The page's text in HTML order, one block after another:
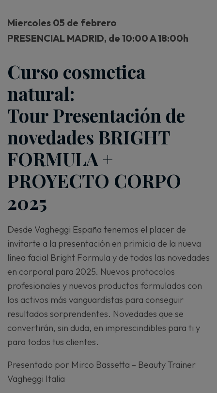
Miercoles 05 de febrero
PRESENCIAL MADRID, de 10:00 A 18:00h
Curso cosmetica
natural:
Tour Presentación de
novedades BRIGHT
FORMULA +
PROYECTO CORPO
2025
Desde Vagheggi España tenemos el placer de
invitarte a la presentación en primicia de la nueva
línea facial Bright Formula y de todas las novedades
en corporal para 2025. Nuevos protocolos
profesionales y nuevos productos formulados con
los activos más vanguardistas para conseguir
resultados sorprendentes. Novedades que se
convertirán, sin duda, en imprescindibles para ti y
para todos tus clientes.
Presentado por Mirco Bassetta – Beauty Trainer
Vagheggi Italia